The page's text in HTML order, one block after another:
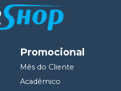
Promocional
Mês do Cliente
Acadêmico